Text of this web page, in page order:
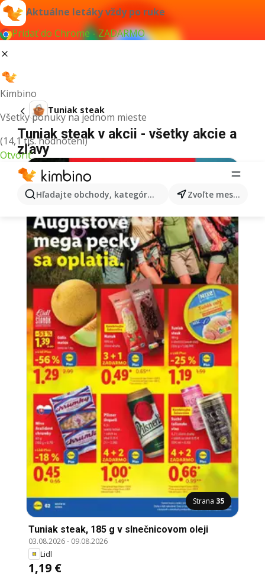
Aktuálne letáky vždy po ruke
Pridať do Chrome - ZADARMO
Kimbino
Všetky ponuky na jednom mieste
(14,1 tis. hodnotení)
Otvoriť
Hľadajte obchody, kategórie, produkty... Zvoľte mesto
Tuniak steak
Tuniak steak v akcii - všetky akcie a
zľavy
Strana 35
Tuniak steak, 185 g v slnečnicovom oleji
03.08.2026- 09.08.2026
Lidl
1,19 €